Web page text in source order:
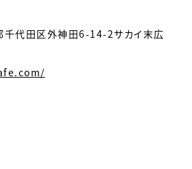
千代田区外神田6-14-2サカイ末広